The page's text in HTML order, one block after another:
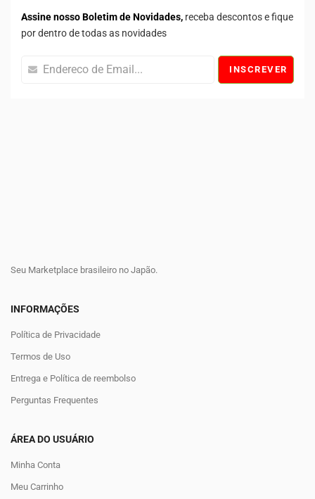
Assine nosso Boletim de Novidades, receba descontos e fique
por dentro de todas as novidades
INSCREVER
Seu Marketplace brasileiro no Japão.
INFORMAÇÕES
Política de Privacidade
Termos de Uso
Entrega e Política de reembolso
Perguntas Frequentes
ÁREA DO USUÁRIO
Minha Conta
Meu Carrinho